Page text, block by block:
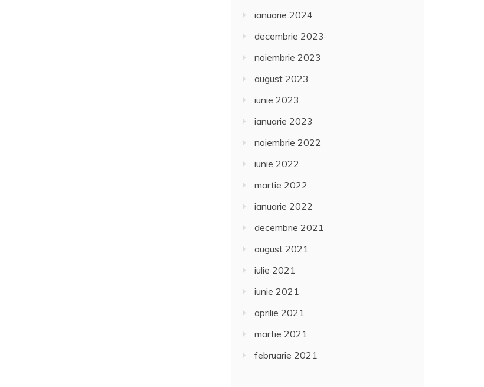
ianuarie 2024
decembrie 2023
noiembrie 2023
august 2023
iunie 2023
ianuarie 2023
noiembrie 2022
iunie 2022
martie 2022
ianuarie 2022
decembrie 2021
august 2021
iulie 2021
iunie 2021
aprilie 2021
martie 2021
februarie 2021